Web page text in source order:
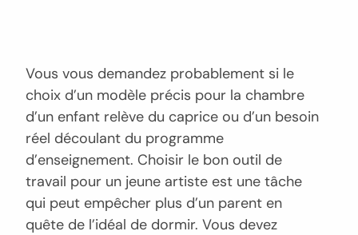
Vous vous demandez probablement si le
choix d’un modèle précis pour la chambre
d’un enfant relève du caprice ou d’un besoin
réel découlant du programme
d’enseignement. Choisir le bon outil de
travail pour un jeune artiste est une tâche
qui peut empêcher plus d’un parent en
quête de l’idéal de dormir. Vous devez